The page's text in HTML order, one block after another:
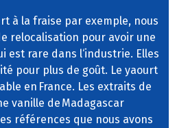
à la fraise par exemple, nous
relocalisation pour avoir une
est rare dans l‘industrie. Elles
pour plus de goût. Le yaourt
en France. Les extraits de
vanille de Madagascar
références que nous avons